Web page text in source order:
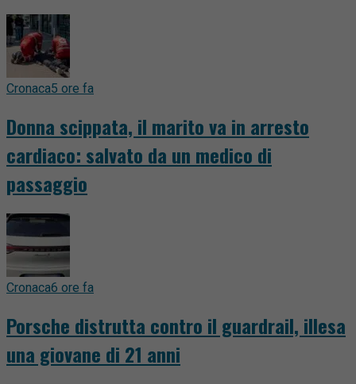
Cronaca5 ore fa
Donna scippata, il marito va in arresto
cardiaco: salvato da un medico di
passaggio
Cronaca6 ore fa
Porsche distrutta contro il guardrail, illesa
una giovane di 21 anni